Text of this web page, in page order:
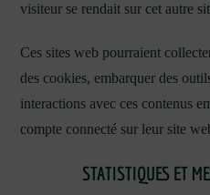
visiteur se rendait sur cet autre
Ces sites web pourraient
des cookies, embarquer des
interactions avec ces contenus
compte connecté sur leur site
STATISTIQUES ET